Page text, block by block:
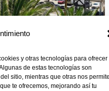
y otras tecnologías para ofrecer
de estas tecnologías son
sitio, mientras que otras nos
te ofrecemos, mejorando así tu
transformación del nuevo
con GreenCast,